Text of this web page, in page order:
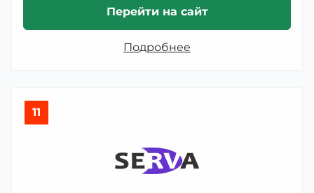
Перейти на сайт
Подробнее
11